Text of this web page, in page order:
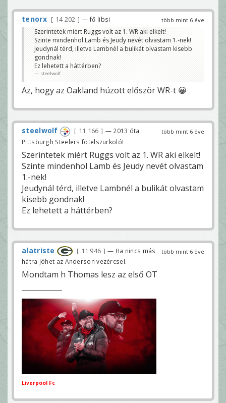
több mint 6 éve
tenorx 14 202 — fő libsi
Szerintetek miért Ruggs volt az 1. WR aki elkelt!
Szinte mindenhol Lamb és Jeudy nevét olvastam 1.-nek!
Jeudynál térd, illetve Lambnél a bulikát olvastam kisebb
gondnak!
Ez lehetett a háttérben?
steelwolf
Az, hogy az Oakland húzott először WR-t 😀
több mint 6 éve
steelwolf 11 166
— 2013 óta
Pittsburgh Steelers fotelszurkoló!
Szerintetek miért Ruggs volt az 1. WR aki elkelt!
Szinte mindenhol Lamb és Jeudy nevét olvastam
1.-nek!
Jeudynál térd, illetve Lambnél a bulikát olvastam
kisebb gondnak!
Ez lehetett a háttérben?
több mint 6 éve
alatriste 11 946
— Ha nincs más
hátra jöhet az Anderson vezércsel.
Mondtam h Thomas lesz az első OT
Liverpool Fc